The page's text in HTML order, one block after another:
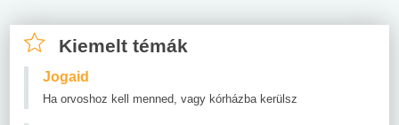
Kiemelt témák
Jogaid
Ha orvoshoz kell menned, vagy kórházba kerülsz